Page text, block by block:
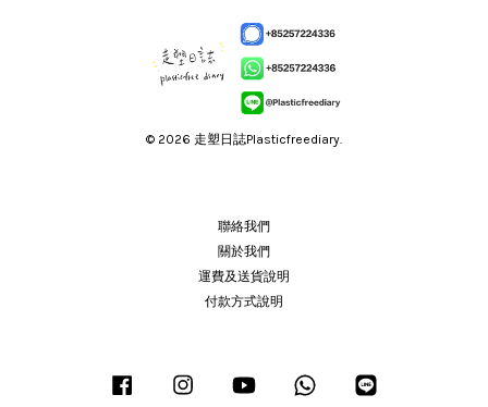
© 2026 走塑日誌Plasticfreediary.
聯絡我們
關於我們
運費及送貨說明
付款方式說明
Facebook Instagram YouTube Whatsapp